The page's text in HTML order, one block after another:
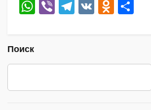
W
A
p
Vi T
a
m
V O
kl
a
в
и
Поиск